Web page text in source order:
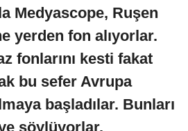
Medyascope, Ruşen
yerden fon alıyorlar.
fonlarını kesti fakat
bu sefer Avrupa
başladılar. Bunları
söylüyorlar.